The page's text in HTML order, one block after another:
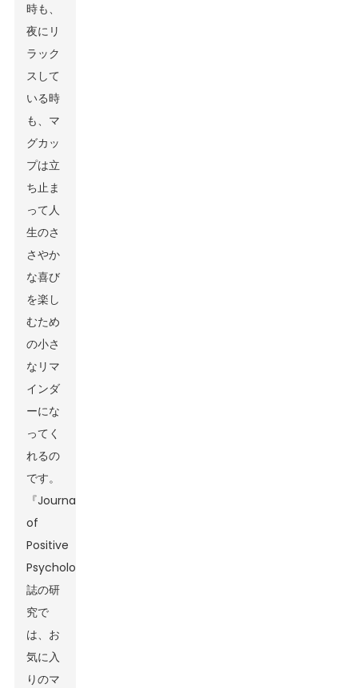
時も、
夜にリ
ラック
スして
いる時
も、マ
グカッ
プは立
ち止ま
って人
生のさ
さやか
な喜び
を楽し
むため
の小さ
なリマ
インダ
ーにな
ってく
れるの
です。
『Journal
of
Positive
Psychology』
誌の研
究で
は、お
気に入
りのマ